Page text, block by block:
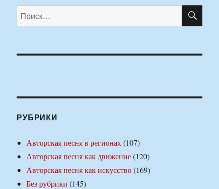
Искать:
РУБРИКИ
Авторская песня в регионах(107)
Авторская песня как движение(120)
Авторская песня как искусство(169)
Без рубрики (145)